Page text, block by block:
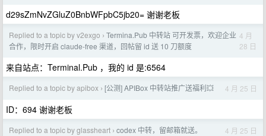
d29sZmNvZGluZ0BnbWFpbC5jb20= 谢谢老板
Replied to a topic by v2exgo › Termina.Pub 中转站 可开发票，欢迎企业
合作，限时开启 claude-free 渠道，回帖留 id 送 10 刀额度
4 月
28 日
来自站点：Terminal.Pub ，我的 id 是:6564
Replied to a topic by apibox › [公测] APIBox 中转站推广送福利💥 4 月 25 日
ID：694 谢谢老板
Replied to a topic by glassheart › codex 中转，留邮箱就送。 4 月 25 日